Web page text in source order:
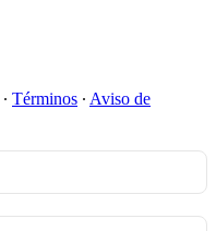
∙ Términos ∙ Aviso de